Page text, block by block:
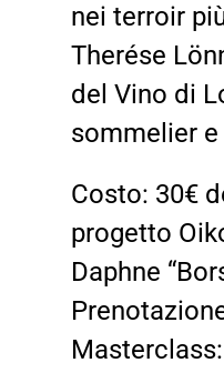
nei terroir
Therése
del Vino di
sommelier
Costo: 30€
progetto
Daphne
Masterclass: